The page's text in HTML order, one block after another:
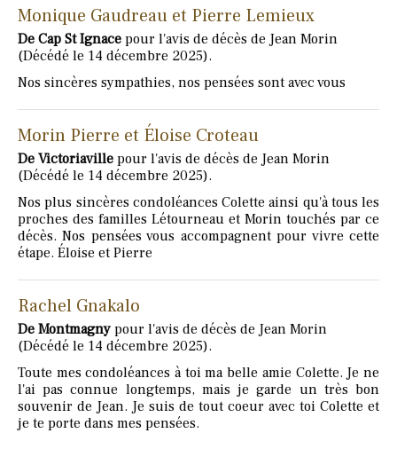
Monique Gaudreau et Pierre Lemieux
De Cap St Ignace pour l'avis de décès de Jean Morin
(Décédé le 14 décembre 2025).
Nos sincères sympathies, nos pensées sont avec vous
Morin Pierre et Éloise Croteau
De Victoriaville pour l'avis de décès de Jean Morin
(Décédé le 14 décembre 2025).
Nos plus sincères condoléances Colette ainsi qu'à tous les
proches des familles Létourneau et Morin touchés par ce
décès. Nos pensées vous accompagnent pour vivre cette
étape. Éloise et Pierre
Rachel Gnakalo
De Montmagny pour l'avis de décès de Jean Morin
(Décédé le 14 décembre 2025).
Toute mes condoléances à toi ma belle amie Colette. Je ne
l'ai pas connue longtemps, mais je garde un très bon
souvenir de Jean. Je suis de tout coeur avec toi Colette et
je te porte dans mes pensées.